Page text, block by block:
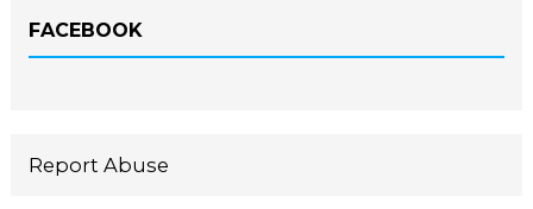
FACEBOOK
Report Abuse